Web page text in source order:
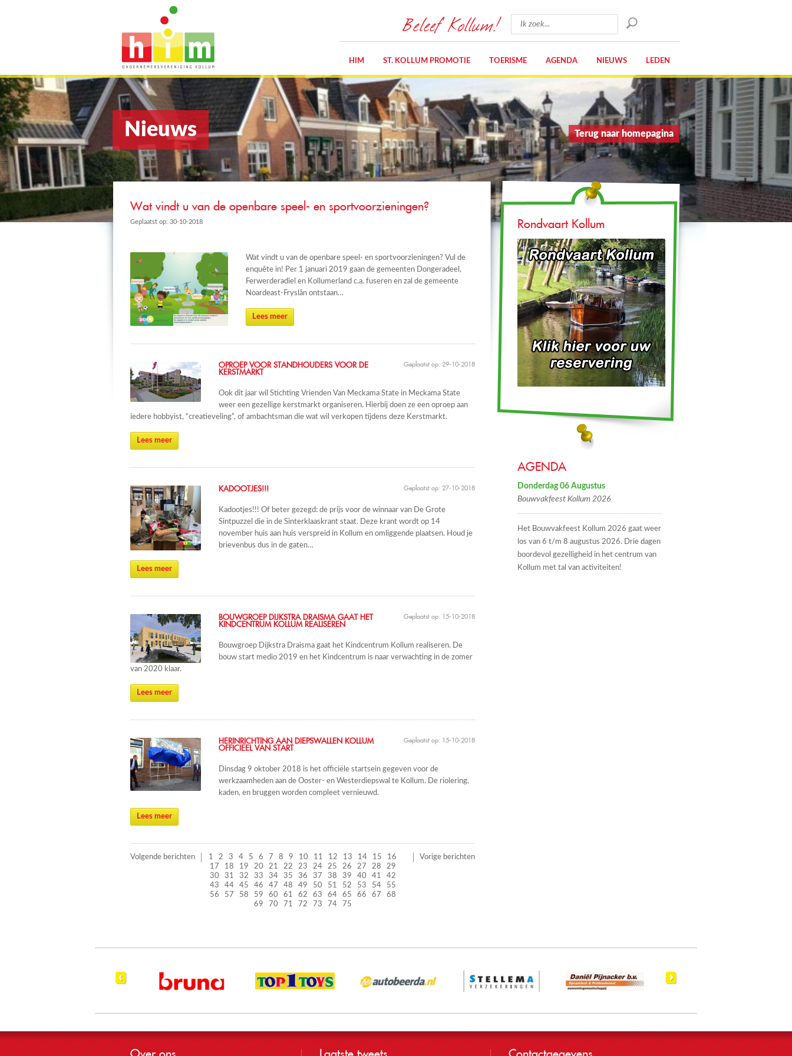
Beleef Kollum!
HIM ST. KOLLUM PROMOTIE TOERISME AGENDA NIEUWS LEDEN
Nieuws Terug naar homepagina
Wat vindt u van de openbare speel- en sportvoorzieningen?
Geplaatst op: 30-10-2018
Wat vindt u van de openbare speel- en sportvoorzieningen? Vul de
enquête in! Per 1 januari 2019 gaan de gemeenten Dongeradeel,
Ferwerderadiel en Kollumerland c.a. fuseren en zal de gemeente
Noardeast-Fryslân ontstaan…
Lees meer
Geplaatst op: 29-10-2018
OPROEP VOOR STANDHOUDERS VOOR DE
KERSTMARKT
Ook dit jaar wil Stichting Vrienden Van Meckama State in Meckama State
weer een gezellige kerstmarkt organiseren. Hierbij doen ze een oproep aan
iedere hobbyist, “creatieveling”, of ambachtsman die wat wil verkopen tijdens deze Kerstmarkt.
Lees meer
Geplaatst op: 27-10-2018
KADOOTJES!!!
Kadootjes!!! Of beter gezegd: de prijs voor de winnaar van De Grote
Sintpuzzel die in de Sinterklaaskrant staat. Deze krant wordt op 14
november huis aan huis verspreid in Kollum en omliggende plaatsen. Houd je
brievenbus dus in de gaten…
Lees meer
Geplaatst op: 15-10-2018
BOUWGROEP DIJKSTRA DRAISMA GAAT HET
KINDCENTRUM KOLLUM REALISEREN
Bouwgroep Dijkstra Draisma gaat het Kindcentrum Kollum realiseren. De
bouw start medio 2019 en het Kindcentrum is naar verwachting in de zomer
van 2020 klaar.
Lees meer
Geplaatst op: 15-10-2018
HERINRICHTING AAN DIEPSWALLEN KOLLUM
OFFICIEEL VAN START
Dinsdag 9 oktober 2018 is het officiële startsein gegeven voor de
werkzaamheden aan de Ooster- en Westerdiepswal te Kollum. De riolering,
kaden, en bruggen worden compleet vernieuwd.
Lees meer
Volgende berichten 1 2 3 4 5 6 7 8 9 10 11 12 13 14 15
16
17
18 19 20 21 22 23 24 25 26 27 28
29
30
31 32 33 34 35 36 37 38 39 40 41
42
43
44 45 46 47 48 49 50 51 52 53 54
55
56
57 58 59 60 61 62 63 64 65 66 67
68
69
70 71 72 73 74 75
Vorige berichten
Rondvaart Kollum
AGENDA
Donderdag 06 Augustus
Bouwvakfeest Kollum 2026
Het Bouwvakfeest Kollum 2026 gaat weer
los van 6 t/m 8 augustus 2026. Drie dagen
boordevol gezelligheid in het centrum van
Kollum met tal van activiteiten!